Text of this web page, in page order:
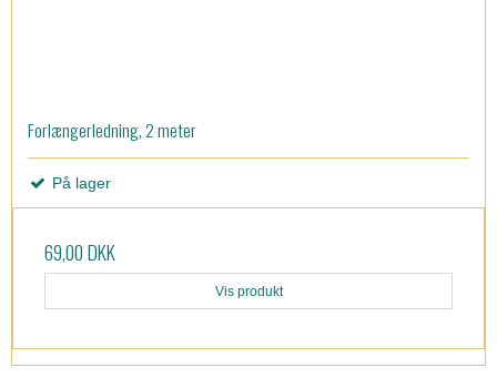
Forlængerledning, 2 meter
På lager
69,00 DKK
Vis produkt